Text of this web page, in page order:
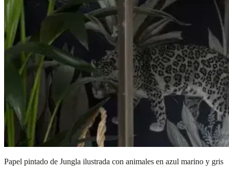
Papel pintado de Jungla ilustrada con animales en azul marino y gris